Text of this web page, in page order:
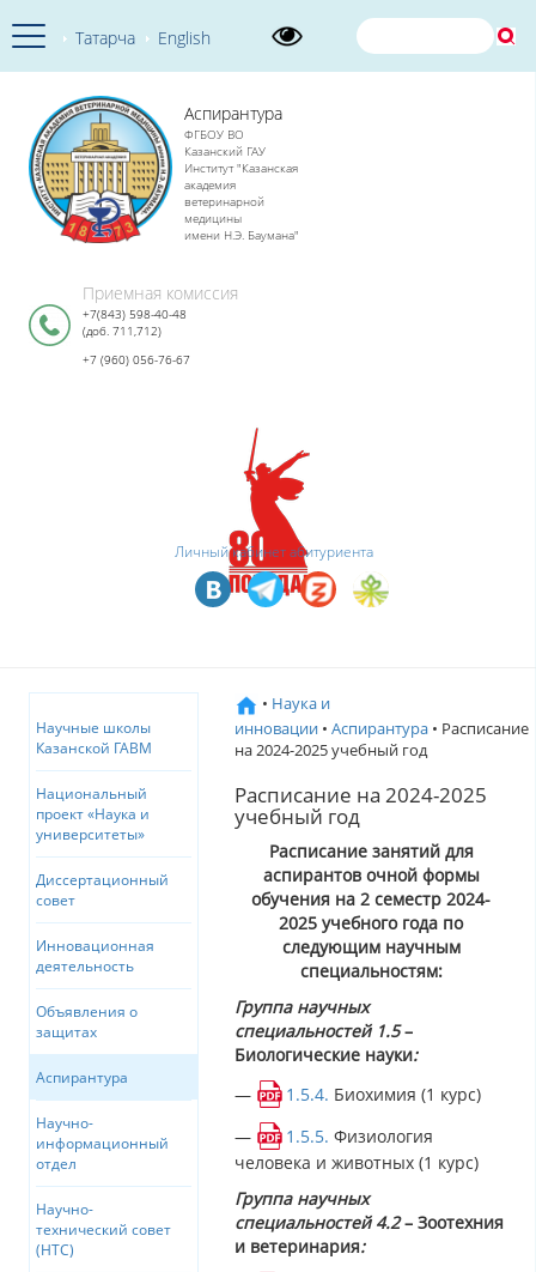
Татарча English
Аспирантура
ФГБОУ ВО
Казанский ГАУ
Институт "Казанская
академия
ветеринарной
медицины
имени Н.Э. Баумана"
Приемная комиссия
+7(843) 598-40-48
(доб. 711,712)
+7 (960) 056-76-67
Личный кабинет абитуриента
Научные школы
Казанской ГАВМ
Национальный
проект «Наука и
университеты»
Диссертационный
совет
Инновационная
деятельность
Объявления о
защитах
Аспирантура
Научно-
информационный
отдел
Научно-
технический совет
(НТС)
• Наука и
инновации • Аспирантура • Расписание
на 2024-2025 учебный год
Расписание на 2024-2025
учебный год
Расписание занятий для
аспирантов очной формы
обучения на 2 семестр 2024-
2025 учебного года по
следующим научным
специальностям:
Группа научных
специальностей 1.5–
Биологические науки:
—
1.5.4. Биохимия (1 курс)
—
1.5.5. Физиология
человека и животных (1 курс)
Группа научных
специальностей 4.2– Зоотехния
и ветеринария: